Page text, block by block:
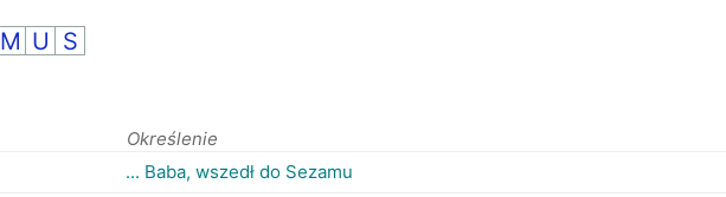
M U S
Określenie
... Baba, wszedł do Sezamu